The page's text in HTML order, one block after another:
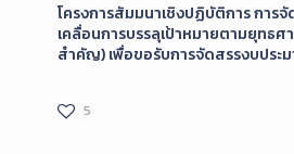
โครงการสัมมนาเชิงปฏิบัติการ การจั
เคลื่อนการบรรลุเป้าหมายตามยุทธศ
สำคัญ) เพื่อขอรับการจัดสรรงบประ
5